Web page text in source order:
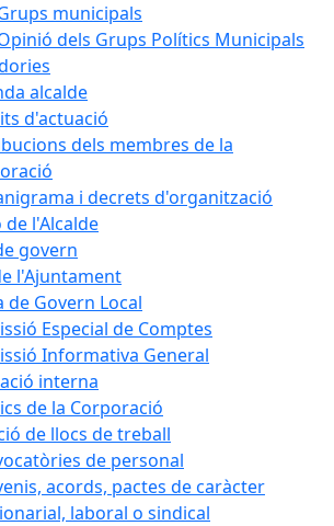
municipals
dels Grups Polítics Municipals
alcalde
d'actuació
dels membres de la
i decrets d'organització
de l'Alcalde
govern
l'Ajuntament
de Govern Local
Especial de Comptes
Informativa General
interna
de la Corporació
de llocs de treball
de personal
acords, pactes de caràcter
laboral o sindical